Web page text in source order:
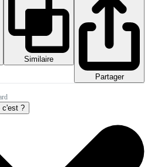
Similaire
Partager
c'est ?